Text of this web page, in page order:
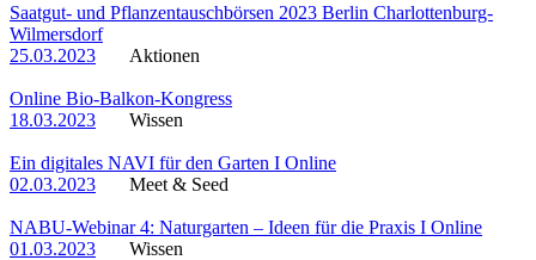
Saatgut- und Pflanzentauschbörsen 2023 Berlin Charlottenburg-
Wilmersdorf
25.03.2023
Aktionen
Online Bio-Balkon-Kongress
18.03.2023
Wissen
Ein digitales NAVI für den Garten I Online
02.03.2023
Meet & Seed
NABU-Webinar 4: Naturgarten – Ideen für die Praxis I Online
01.03.2023
Wissen